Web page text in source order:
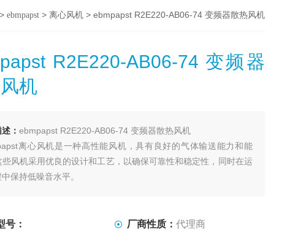
ebmpapst> 离心风机> ebmpapst R2E220-AB06-74 变频器散热风机
R2E220-AB06-74 变频器
机
述：ebmpapst R2E220-AB06-74 变频器散热风机
离心风机是一种高性能风机，具有良好的气体输送能力和能
些风机采用优良的设计和工艺，以确保可靠性和稳定性，同时在运
保持低噪音水平。
号： 厂商性质： 代理商